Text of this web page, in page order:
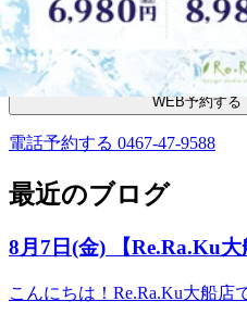
TEL： 0467-47-9588
〒247-0056 神奈川県鎌倉市大船1
WEB予約する
電話予約する 0467-47-9588
最近のブログ
8月7日(金) 【Re.Ra.Ku
こんにちは！Re.Ra.Ku大船